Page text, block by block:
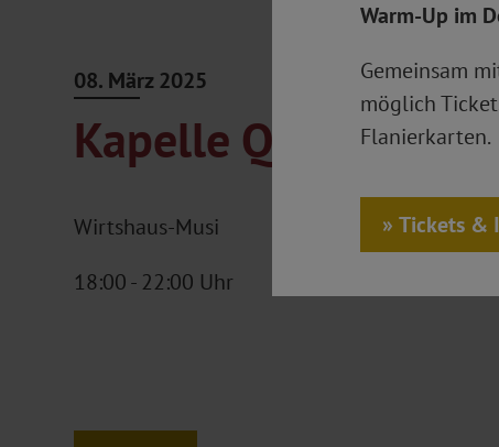
08. März 2025
Kapelle
Wirtshaus-Musi
18:00 - 22:00 Uhr
Warm-Up im
Gemeinsam
möglich
Flanierkarten.
Tickets &